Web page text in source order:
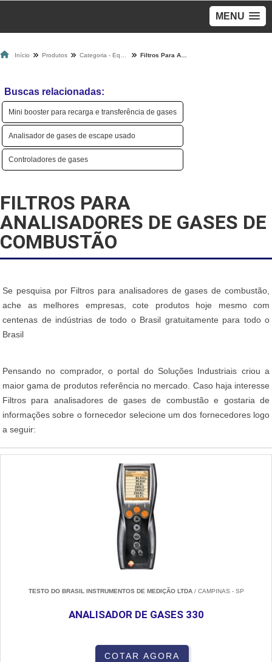
MENU
Início Produtos
Buscas relacionadas:
Mini booster para recarga e transferência de gases
Analisador de gases de escape usado
Controladores de gases
FILTROS PARA
ANALISADORES DE GASES DE
COMBUSTÃO
Se pesquisa por Filtros para analisadores de gases de combustão,
ache as melhores empresas, cote produtos hoje mesmo com
centenas de indústrias de todo o Brasil gratuitamente para todo o
Brasil
Pensando no comprador, o portal do Soluções Industriais criou a
maior gama de produtos referência no mercado. Caso haja interesse
Filtros para analisadores de gases de combustão e gostaria de
informações sobre o fornecedor selecione um dos fornecedores logo
a seguir:
TESTO DO BRASIL INSTRUMENTOS DE MEDIÇÃO LTDA/ CAMPINAS - SP
ANALISADOR DE GASES 330
COTAR AGORA